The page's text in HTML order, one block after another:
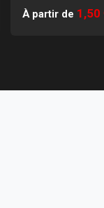
À partir de 1,50